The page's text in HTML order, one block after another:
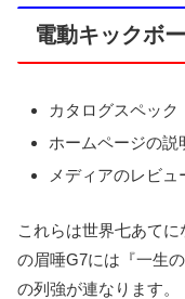
電動キックボ
カタログスペック
ホームページの説
メディアのレビュ
これらは世界七あて
の眉唾G7には『一生
の列強が連なります。